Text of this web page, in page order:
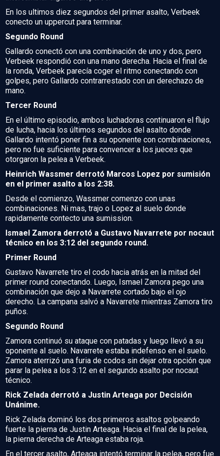
En los ultimos diez segundos del primer asalto, Verbeek
conecto un uppercut para terminar.
Segundo Round
Gallardo conectó con una combinación de uno y dos, pero
Verbeek respondió con una mano derecha. Hacia el final de
la ronda, Verbeek parecía coger el ritmo conectando con
golpes, pero Gallardo contrarrestado con un derechazo de
mano.
Tercer Round
En el último episodio, ambos luchadoras continuaron el flujo
de lucha, hacia los últimos segundos del asalto donde
Gallardo intentó poner fin a su oponente con combinaciones,
pero no fue suficiente para convencer a los jueces que
otorgaron la pelea a Verbeek.
Heinrich Wassmer derrotó Marcos Lopez por sumisión
en el primer asalto a los 2:38.
Desde el comienzo, Wassmer comenzo con unas
combinaciones. Ni mas, trajo o Lopez al suelo donde
rapidamente contecto una sumission.
Ismael Zamora derrotó a Gustavo Navarrete por nocaut
técnico en los 3:12 del segundo round.
Primer Round
Gustavo Navarrete tiro el codo hacia atrás en la mitad del
primer round conectando. Luego, Ismael Zamora pego una
combinación que dejo a Navarrete cortado bajo el ojo
derecho. La campana salvó a Navarrete mientras Zamora tiro
puños.
Segundo Round
Zamora continuó su ataque con patadas y luego llevó a su
oponente al suelo. Navarrete estaba indefenso en el suelo.
Zamora aterrizó una furia de codos sin dejar otra opción que
parar la pelea a los 3:12 en el segundo asalto por nocaut
técnico.
Rick Zelada derrotó a Justin Arteaga por Decisión
Unánime.
Rick Zelada dominó los dos primeros asaltos golpeando
fuerte la pierna de Justin Arteaga. Hacia el final de la pelea,
la pierna derecha de Arteaga estaba roja.
En el tercer asalto, Arteaga intentó terminar la pelea, pero fue